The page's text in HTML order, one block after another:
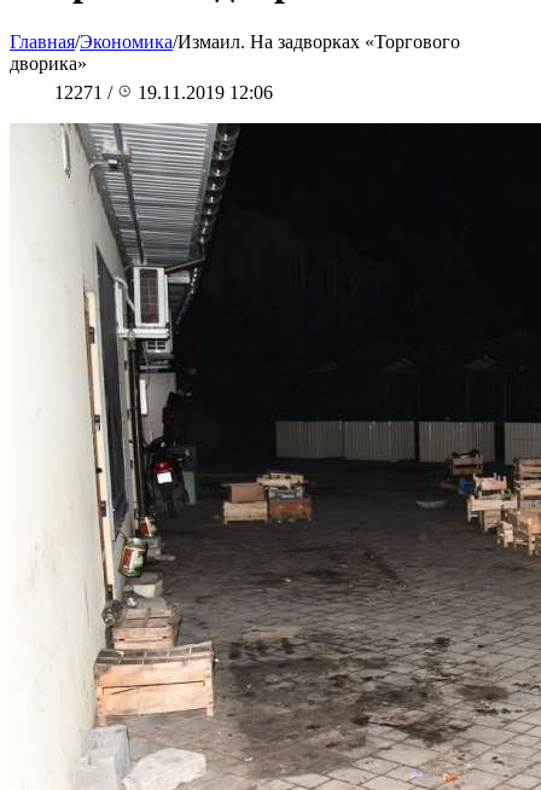
Главная/Экономика/Измаил. На задворках «Торгового
дворика»
12271 / 19.11.2019 12:06